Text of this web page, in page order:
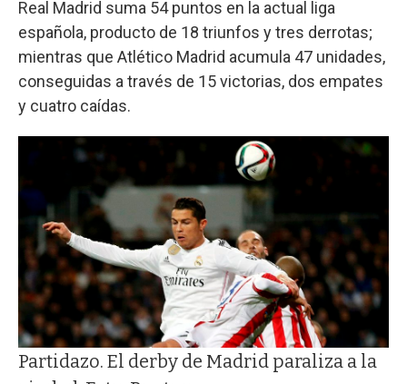
Real Madrid suma 54 puntos en la actual liga
española, producto de 18 triunfos y tres derrotas;
mientras que Atlético Madrid acumula 47 unidades,
conseguidas a través de 15 victorias, dos empates
y cuatro caídas.
Partidazo. El derby de Madrid paraliza a la